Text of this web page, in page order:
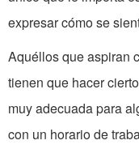
expresar cómo se
Aquéllos que aspiran
tienen que hacer
muy adecuada para
con un horario de